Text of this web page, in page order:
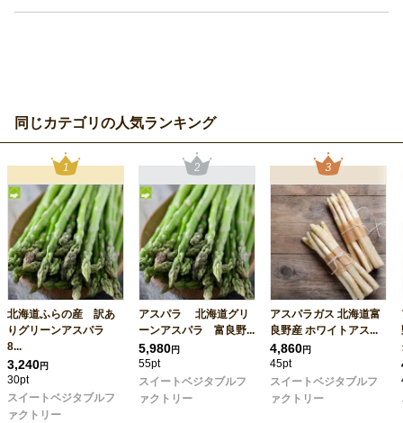
同じカテゴリの人気ランキング
北海道ふらの産 訳あ
りグリーンアスパラ
8...
3,240円
30pt
スイートベジタブルフ
ァクトリー
アスパラ 北海道グリ
ーンアスパラ 富良野...
5,980円
55pt
スイートベジタブルフ
ァクトリー
アスパラガス 北海道富
良野産 ホワイトアス...
4,860円
45pt
スイートベジタブルフ
ァクトリー